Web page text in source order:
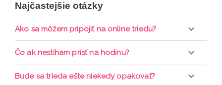
Najčastejšie otázky
Ako sa môžem pripojiť na online triedu?
Pripojenie do online triedy prebieha priamo cez
prihlásiť do triedy.
Čo ak nestíham prísť na hodinu?
Každá trieda sa nahráva a je k dispozícií po dobu 7
Bude sa trieda ešte niekedy opakovať?